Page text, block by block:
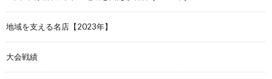
地域を支える名店【2023年】
大会戦績